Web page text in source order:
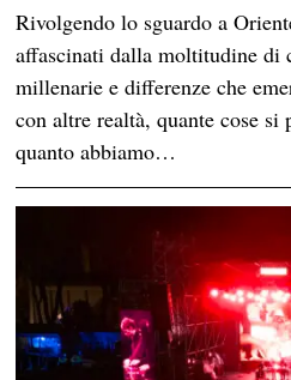
Rivolgendo lo sguardo a
affascinati dalla moltitudine di
millenarie e differenze che
con altre realtà, quante cose si
quanto abbiamo…